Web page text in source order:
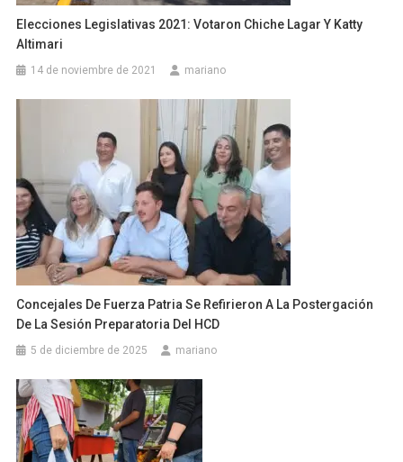
Elecciones Legislativas 2021: Votaron Chiche Lagar Y Katty
Altimari
14 de noviembre de 2021 mariano
Concejales De Fuerza Patria Se Refirieron A La Postergación
De La Sesión Preparatoria Del HCD
5 de diciembre de 2025 mariano